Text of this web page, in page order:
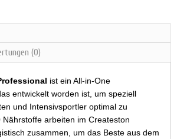
(0)
ist ein All-in-One
entwickelt worden ist, um speziell
und Intensivsportler optimal zu
arbeiten im Createston
zusammen, um das Beste aus dem